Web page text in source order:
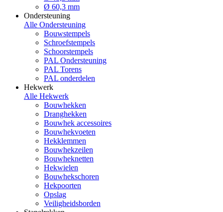
Ø 60,3 mm
Ondersteuning
Alle Ondersteuning
Bouwstempels
Schroefstempels
Schoorstempels
PAL Ondersteuning
PAL Torens
PAL onderdelen
Hekwerk
Alle Hekwerk
Bouwhekken
Dranghekken
Bouwhek accessoires
Bouwhekvoeten
Hekklemmen
Bouwhekzeilen
Bouwheknetten
Hekwielen
Bouwhekschoren
Hekpoorten
Opslag
Veiligheidsborden